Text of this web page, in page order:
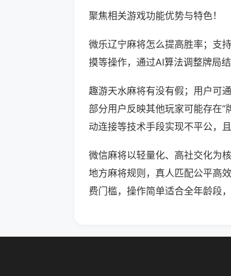
聚焦相关游戏功能优势与特色！
微乐辽宁麻将怎么提高胜率；支
摸等操作，通过AI算法调整牌局结
趣游天水麻将有没有假；用户可
部分用户反映其他玩家可能存在“
动连接等技术手段实现不平公，且
微信麻将以轻量化、高社交化为
地方麻将规则，真人匹配公平高
费门槛，操作简单适合全年龄段